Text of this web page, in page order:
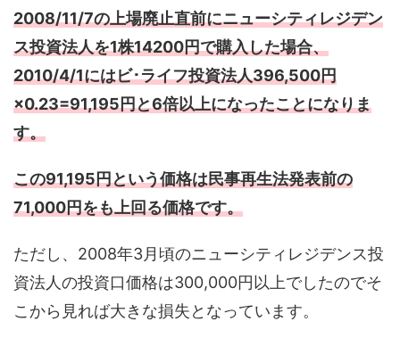
2008/11/7の上場廃止直前にニューシティレジデン
ス投資法人を1株14200円で購入した場合、
2010/4/1にはビ･ライフ投資法人396,500円
×0.23=91,195円と6倍以上になったことになりま
す。
この91,195円という価格は民事再生法発表前の
71,000円をも上回る価格です。
ただし、2008年3月頃のニューシティレジデンス投
資法人の投資口価格は300,000円以上でしたのでそ
こから見れば大きな損失となっています。